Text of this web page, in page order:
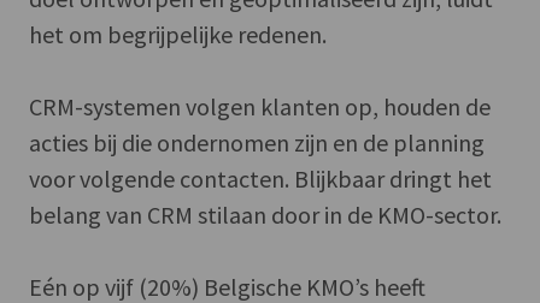
het om begrijpelijke redenen.
CRM-systemen volgen klanten op, houden de
acties bij die ondernomen zijn en de planning
voor volgende contacten. Blijkbaar dringt het
belang van CRM stilaan door in de KMO-sector.
Eén op vijf (20%) Belgische KMO’s heeft